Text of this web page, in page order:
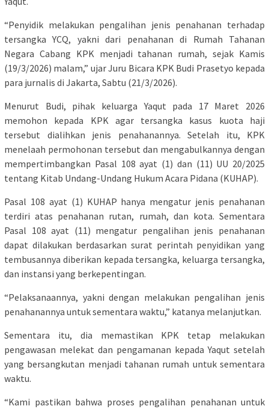
“Penyidik melakukan pengalihan jenis penahanan terhadap
tersangka YCQ, yakni dari penahanan di Rumah Tahanan
Negara Cabang KPK menjadi tahanan rumah, sejak Kamis
(19/3/2026) malam,” ujar Juru Bicara KPK Budi Prasetyo kepada
para jurnalis di Jakarta, Sabtu (21/3/2026).
Menurut Budi, pihak keluarga Yaqut pada 17 Maret 2026
memohon kepada KPK agar tersangka kasus kuota haji
tersebut dialihkan jenis penahanannya. Setelah itu, KPK
menelaah permohonan tersebut dan mengabulkannya dengan
mempertimbangkan Pasal 108 ayat (1) dan (11) UU 20/2025
tentang Kitab Undang-Undang Hukum Acara Pidana (KUHAP).
Pasal 108 ayat (1) KUHAP hanya mengatur jenis penahanan
terdiri atas penahanan rutan, rumah, dan kota. Sementara
Pasal 108 ayat (11) mengatur pengalihan jenis penahanan
dapat dilakukan berdasarkan surat perintah penyidikan yang
tembusannya diberikan kepada tersangka, keluarga tersangka,
dan instansi yang berkepentingan.
“Pelaksanaannya, yakni dengan melakukan pengalihan jenis
penahanannya untuk sementara waktu,” katanya melanjutkan.
Sementara itu, dia memastikan KPK tetap melakukan
pengawasan melekat dan pengamanan kepada Yaqut setelah
yang bersangkutan menjadi tahanan rumah untuk sementara
waktu.
“Kami pastikan bahwa proses pengalihan penahanan untuk